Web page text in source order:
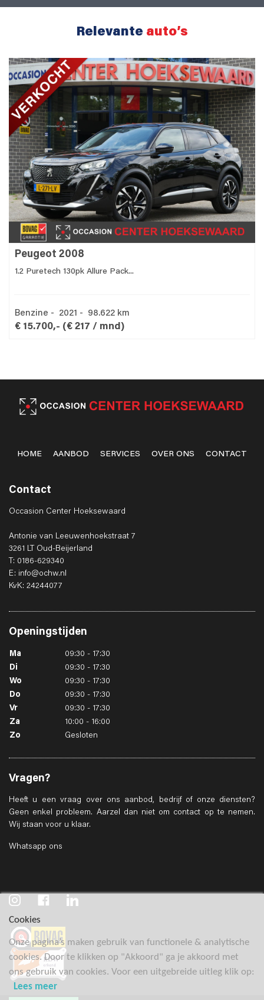
Relevante auto’s
Peugeot 2008
1.2 Puretech 130pk Allure Pack...
Benzine - 2021 - 98.622 km
€ 15.700,- (€ 217 / mnd)
HOME AANBOD SERVICES OVER ONS CONTACT
Contact
Occasion Center Hoeksewaard
Antonie van Leeuwenhoekstraat 7
3261 LT Oud-Beijerland
T: 0186-629340
E: info@ochw.nl
KvK: 24244077
Openingstijden
Ma
09:30 - 17:30
Di
09:30 - 17:30
Wo
09:30 - 17:30
Do
09:30 - 17:30
Vr
09:30 - 17:30
Za
10:00 - 16:00
Zo
Gesloten
Vragen?
Heeft u een vraag over ons aanbod, bedrijf of onze diensten?
Geen enkel probleem. Aarzel dan niet om contact op te nemen.
Wij staan voor u klaar.
Whatsapp ons
Cookies
Onze pagina’s maken gebruik van functionele & analytische
cookies. Door te klikken op "Akkoord" ga je akkoord met
ons gebruik van cookies. Voor een uitgebreide uitleg klik op:
Lees meer